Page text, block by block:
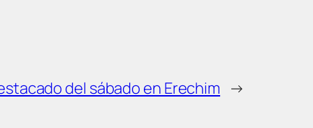
del sábado en Erechim →